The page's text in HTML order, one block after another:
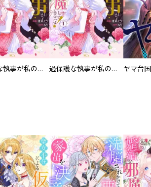
過保護な執事が私の婚活を邪魔してきます！ 分冊版 過保護な執事が私の婚活を邪魔してきます！ ヤマ台国